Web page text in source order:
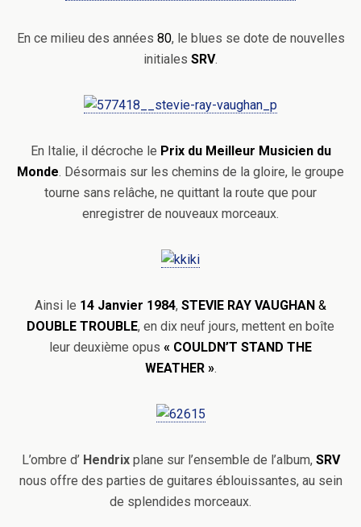
En ce milieu des années 80, le blues se dote de nouvelles
initiales SRV.
En Italie, il décroche le Prix du Meilleur Musicien du
Monde. Désormais sur les chemins de la gloire, le groupe
tourne sans relâche, ne quittant la route que pour
enregistrer de nouveaux morceaux.
Ainsi le 14 Janvier 1984, STEVIE RAY VAUGHAN &
DOUBLE TROUBLE, en dix neuf jours, mettent en boîte
leur deuxième opus « COULDN’T STAND THE
WEATHER ».
L’ombre d’ Hendrixplane sur l’ensemble de l’album, SRV
nous offre des parties de guitares éblouissantes, au sein
de splendides morceaux.